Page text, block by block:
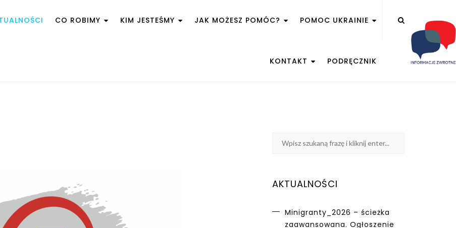
CO ROBIMY KIM JESTEŚMY JAK MOŻESZ POMÓC? POMOC UKRAINIE
KONTAKT PODRĘCZNIK
AKTUALNOŚCI
Minigranty_2026 – ścieżka
zaawansowana. Ogłoszenie